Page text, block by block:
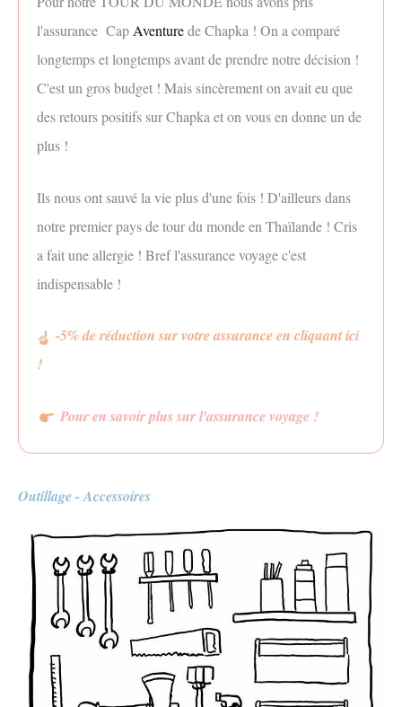
l'assurance Cap Aventurede Chapka ! On a comparé
longtemps et longtemps avant de prendre notre décision !
C'est un gros budget ! Mais sincèrement on avait eu que
des retours positifs sur Chapka et on vous en donne un de
plus !
Ils nous ont sauvé la vie plus d'une fois ! D'ailleurs dans
notre premier pays de tour du monde en Thaïlande ! Cris
a fait une allergie ! Bref l'assurance voyage c'est
indispensable !
-5% de réduction sur votre assurance en cliquant ici
!
Pour en savoir plus sur l'assurance voyage !
Outillage - Accessoires